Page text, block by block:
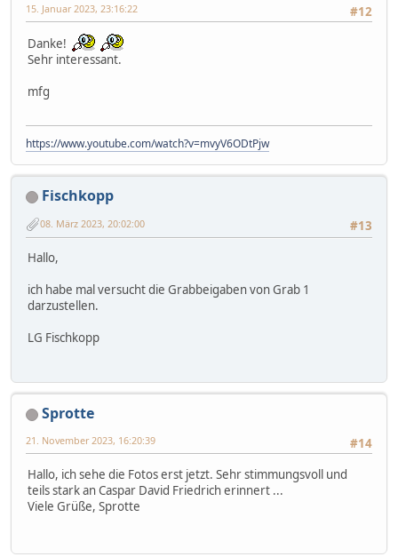
#12
15. Januar 2023, 23:16:22
Danke!
Sehr interessant.
mfg
https://www.youtube.com/watch?v=mvyV6ODtPjw
Fischkopp
#13
08. März 2023, 20:02:00
Hallo,
ich habe mal versucht die Grabbeigaben von Grab 1
darzustellen.
LG Fischkopp
Sprotte
#14
21. November 2023, 16:20:39
Hallo, ich sehe die Fotos erst jetzt. Sehr stimmungsvoll und
teils stark an Caspar David Friedrich erinnert ...
Viele Grüße, Sprotte